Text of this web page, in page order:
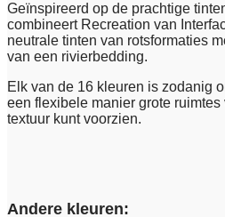
Geïnspireerd op de prachtige
combineert Recreation van
neutrale tinten van rotsformaties
van een rivierbedding.
Elk van de 16 kleuren is zodanig
een flexibele manier grote ruimtes
textuur kunt voorzien.
Andere kleuren: